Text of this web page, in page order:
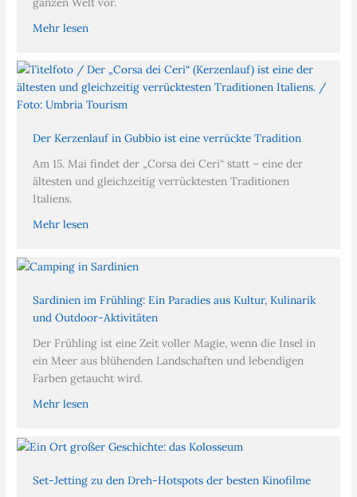
Mehr lesen
Der Kerzenlauf in Gubbio ist eine verrückte Tradition
Am 15. Mai findet der „Corsa dei Ceri“ statt – eine der
ältesten und gleichzeitig verrücktesten Traditionen
Italiens.
Mehr lesen
Sardinien im Frühling: Ein Paradies aus Kultur, Kulinarik
und Outdoor-Aktivitäten
Der Frühling ist eine Zeit voller Magie, wenn die Insel in
ein Meer aus blühenden Landschaften und lebendigen
Farben getaucht wird.
Mehr lesen
Set-Jetting zu den Dreh-Hotspots der besten Kinofilme